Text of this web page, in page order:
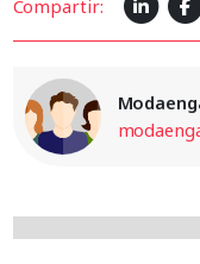
Compartir: